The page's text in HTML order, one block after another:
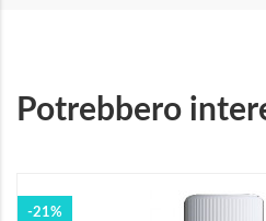
Potrebbero
-21%